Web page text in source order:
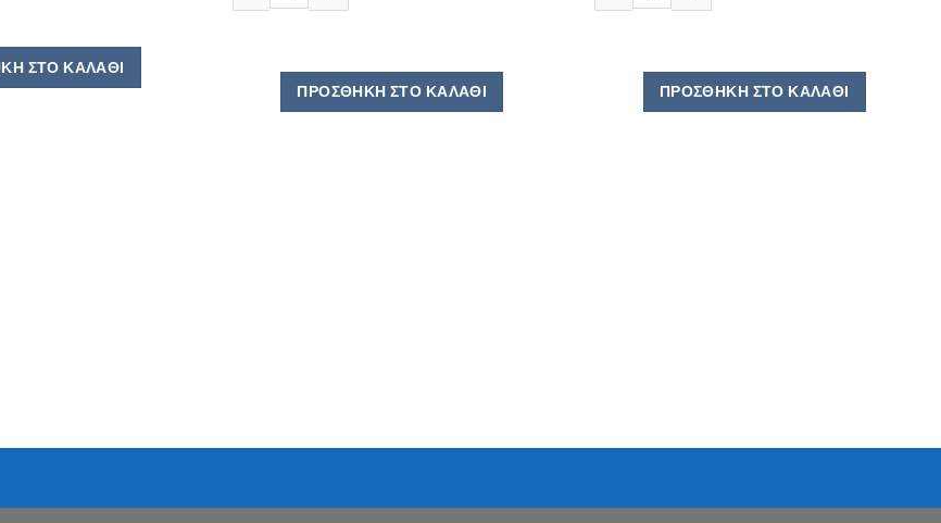
ΣΤΟ ΚΑΛΆΘΙ
ΠΡΟΣΘΉΚΗ ΣΤΟ ΚΑΛΆΘΙ ΠΡΟΣΘΉΚΗ ΣΤΟ ΚΑΛΆΘΙ